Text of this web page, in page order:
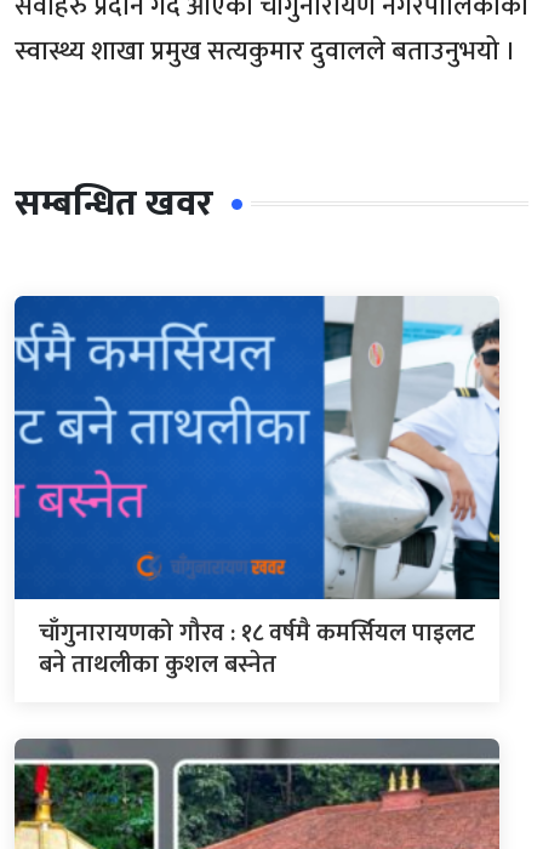
स्वास्थ्य शाखा प्रमुख सत्यकुमार दुवालले बताउनुभयो ।
सम्बन्धित खवर
चाँगुनारायणको गौरव : १८ वर्षमै कमर्सियल पाइलट
बने ताथलीका कुशल बस्नेत